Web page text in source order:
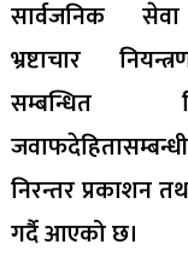
सार्वजनिक
भ्रष्टाचार
सम्बन्धित
निरन्तर प्रकाशन
गर्दै आएको छ।